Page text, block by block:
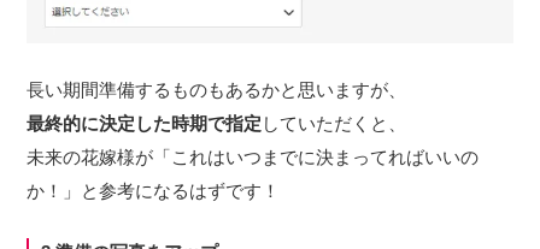
長い期間準備するものもあるかと思いますが、
最終的に決定した時期で指定 していただくと、
未来の花嫁様が「これはいつまでに決まってればいいの
か！」と参考になるはずです！